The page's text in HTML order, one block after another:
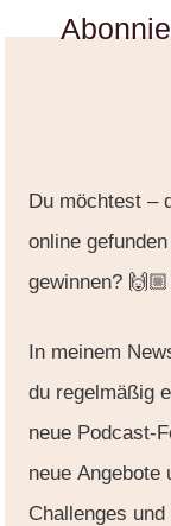
Du möchtest –
online
gewinnen? 🙌🏼
In meinem
du regelmäßig
neue Podcast-
neueAngebote
Challenges und